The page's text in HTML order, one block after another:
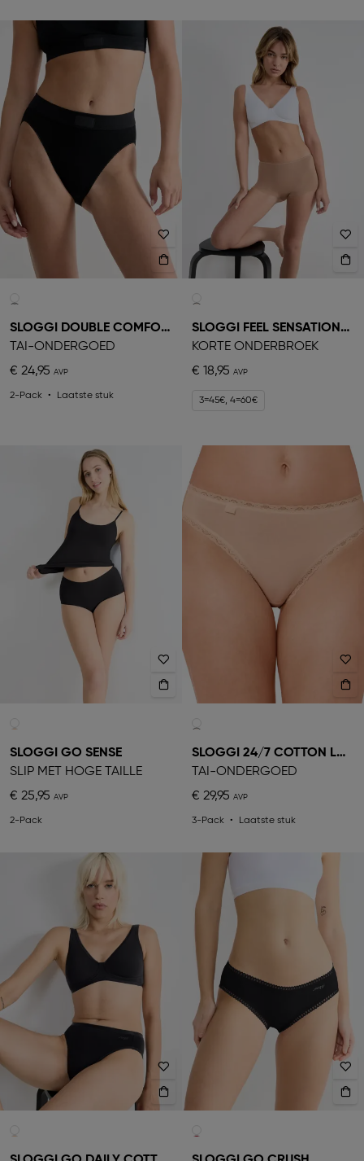
SLOGGI DOUBLE COMFORT
TAI-ONDERGOED
€ 24,95
2-Pack Laatste stuk
SLOGGI FEEL SENSATIONAL
KORTE ONDERBROEK
€ 18,95
3=45€, 4=60€
SLOGGI GO SENSE
SLIP MET HOGE TAILLE
€ 25,95
2-Pack
SLOGGI 24/7 COTTON LACE
TAI-ONDERGOED
€ 29,95
3-Pack Laatste stuk